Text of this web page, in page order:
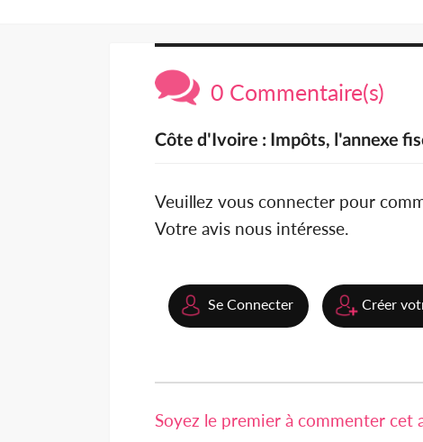
0 Commentaire(s)
Côte d'Ivoire : Impôts, l'annexe
Veuillez vous connecter pour
Votre avis nous intéresse.
Se Connecter Créer
Soyez le premier à commenter cet